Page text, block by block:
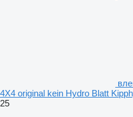
4X4 original kein Hydro Blatt
25